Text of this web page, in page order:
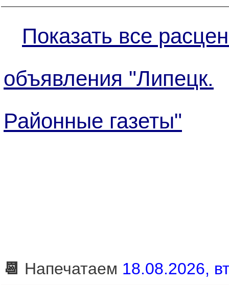
Показать все
объявления "Липецк.
Районные газеты"
📆 Напечатаем 18.08.2026,